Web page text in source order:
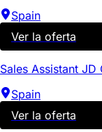
Spain
Ver la oferta
Sales Assistant JD
Spain
Ver la oferta